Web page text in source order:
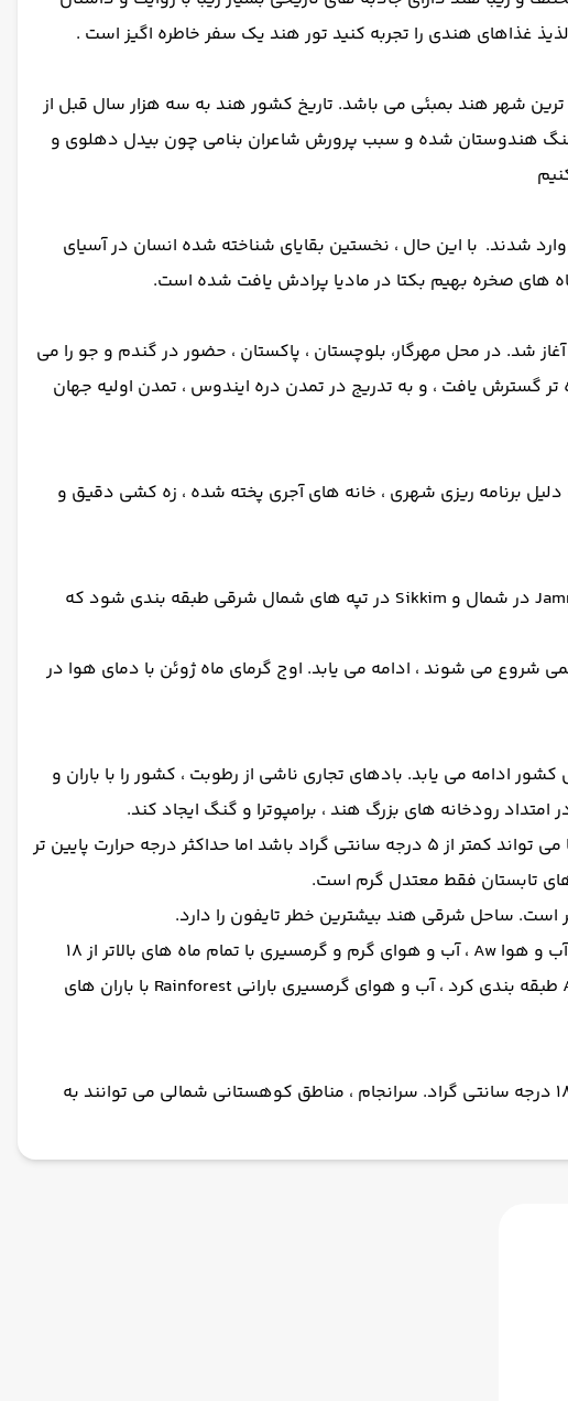
غذاهای هندی را تجربه کنید تور هند یک سفر خاطره اگیز است .
نو و پرجمعیت ترین شهر هند بمبئی می باشد. تاریخ کشور هند به سه هزار سال قبل از
تاثیر بر فرهنگ هندوستان شده و سبب پرورش شاعران بنامی چون بیدل دهلوی و
بار بین 73000 تا 55000 سال پیش از قاره هند از آفریقا وارد شدند. با این حال ، نخستین بقایای شناخته شده انسان در آسیای
علوفه به زراعت و دامداری است ، در جنوب آسیا در حدود 7000 سال پیش از میلاد آغاز شد. در محل مهرگار، بلوچستان ، پاکستان ، حضور در گندم و جو را می
سال 4500 پیش از میلاد ، زندگی مسكونی گسترده تر گسترش یافت ، و به تدریج در تمدن دره ایندوس ، تمدن اولیه جهان
وجود دارد و به دلیل برنامه ریزی شهری ، خانه های آجری پخته شده ، زه کشی دقیق و
آب و هوای هند می تواند به عنوان یک کشور گرمسیری گرم ، به جز ایالت های شمالی Himachal Pradesh و Jammu & Kashmir در شمال و Sikkim در تپه های شمال شرقی طبقه بندی شود که
شروع می شوند ، ادامه می یابد. اوج گرمای ماه ژوئن با دمای هوا در
ادامه می یابد. بادهای تجاری ناشی از رطوبت ، کشور را با باران و
رودخانه های بزرگ هند ، برامپوترا و گنگ ایجاد کند.
دشت های شمال و حتی حومه بیکران شهر راجستان همه ساله در ماه های دسامبر - ژانویه موج سرمایی دارد. حداقل دما می تواند کمتر از 5 درجه سانتی گراد باشد اما حداکثر درجه حرارت پایین تر
آب و هوا هند را می توان در مناطق مختلف آب و هوایی تقسیم کرد. بخش شرقی هند و ساحل غربی را می توان به عنوان آب و هوا Aw ، آب و هوای گرم و گرمسیری با تمام ماه های بالاتر از 18
درجه سانتیگراد و یک دوره خشک در زمستان طبقه بندی کرد. نوک جنوبی هندوستان را می توان به عنوان آب و هوای Am طبقه بندی کرد ، آب و هوای گرمسیری بارانی Rainforest با باران های
آب و هوای مرکزی و شمال غربی هند دارای آب و هوا BSh است ، آب و هوای استپی خشک با متوسط ​​دمای سالانه بالاتر از 18 درجه سانتی گراد. سرانجام ، مناطق کوهستانی شمالی می توانند به